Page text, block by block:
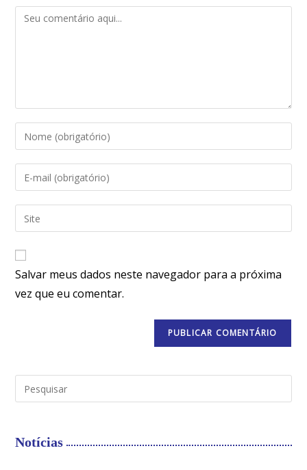
Salvar meus dados neste navegador para a próxima
vez que eu comentar.
Notícias